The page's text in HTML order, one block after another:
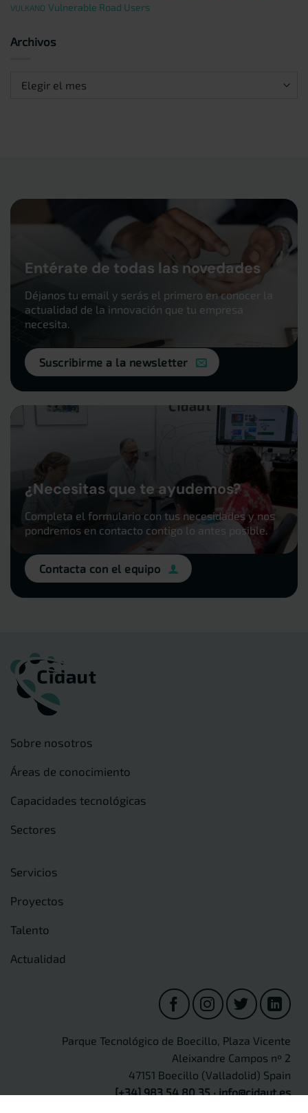
VULKANO Vulnerable Road Users
Archivos
Archivos
Entérate de todas las novedades
Déjanos tu email y serás el primero en conocer la
actualidad de la innovación que tu empresa
necesita.
Suscribirme a la newsletter
¿Necesitas que te ayudemos?
Completa el formulario con tus necesidades y nos
pondremos en contacto contigo lo antes posible.
Contacta con el equipo
Sobre nosotros
Áreas de conocimiento
Capacidades tecnológicas
Sectores
Servicios
Proyectos
Talento
Actualidad
Parque Tecnológico de Boecillo, Plaza Vicente
Aleixandre Campos nº 2
47151 Boecillo (Valladolid) Spain
[+34] 983 54 80 35·info@cidaut.es